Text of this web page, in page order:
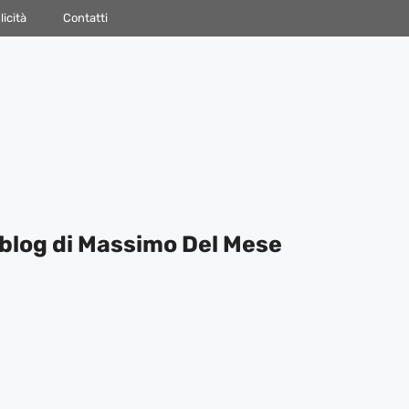
Contatti
di Massimo Del Mese